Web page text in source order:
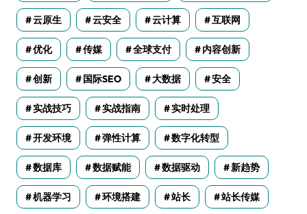
云原生 云安全 云计算 互联网
优化 传媒 全球支付 内容创新
创新 国际SEO 大数据 安全
实战技巧 实战指南 实时处理
开发环境 弹性计算 数字化转型
数据库 数据赋能 数据驱动 新趋势
机器学习 环境搭建 站长 站长传媒